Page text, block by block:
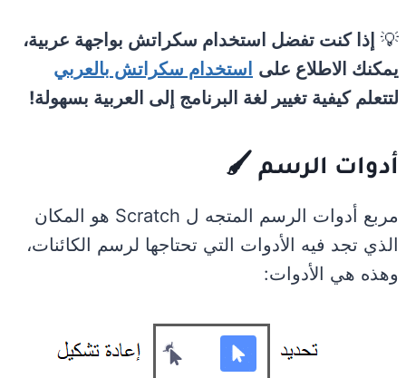
💡 إذا كنت تفضل استخدام سكراتش بواجهة عربية،
يمكنك الاطلاع على استخدام سكراتش بالعربي
لتتعلم كيفية تغيير لغة البرنامج إلى العربية بسهولة!
أدوات الرسم 🖌
مربع أدوات الرسم المتجه ل Scratch هو المكان
الذي تجد فيه الأدوات التي تحتاجها لرسم الكائنات،
وهذه هي الأدوات: